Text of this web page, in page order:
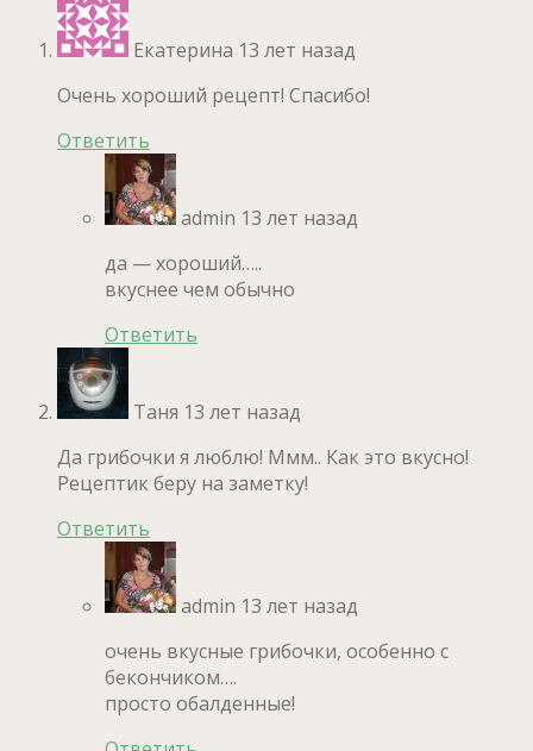
Екатерина 13 лет назад
Очень хороший рецепт! Спасибо!
Ответить
admin 13 лет назад
да — хороший…..
вкуснее чем обычно
Ответить
Таня 13 лет назад
Да грибочки я люблю! Ммм.. Как это вкусно!
Рецептик беру на заметку!
Ответить
admin 13 лет назад
очень вкусные грибочки, особенно с
бекончиком….
просто обалденные!